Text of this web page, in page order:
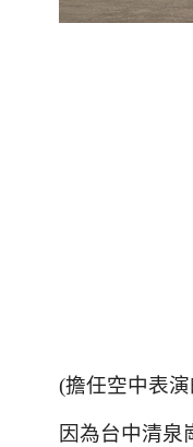
(擔任空中表
因為台中清泉